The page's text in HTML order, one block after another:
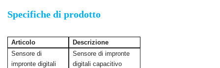
Specifiche di prodotto
Articolo
Descrizione
Sensore di
impronte digitali
Sensore di impronte
digitali capacitivo